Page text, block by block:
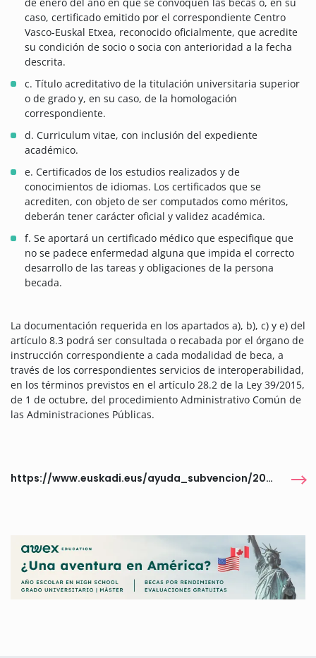
caso, certificado emitido por el correspondiente Centro
Vasco-Euskal Etxea, reconocido oficialmente, que acredite
su condición de socio o socia con anterioridad a la fecha
descrita.
c. Título acreditativo de la titulación universitaria superior
o de grado y, en su caso, de la homologación
correspondiente.
d. Curriculum vitae, con inclusión del expediente
académico.
e. Certificados de los estudios realizados y de
conocimientos de idiomas. Los certificados que se
acrediten, con objeto de ser computados como méritos,
deberán tener carácter oficial y validez académica.
f. Se aportará un certificado médico que especifique que
no se padece enfermedad alguna que impida el correcto
desarrollo de las tareas y obligaciones de la persona
becada.
La documentación requerida en los apartados a), b), c) y e) del
artículo 8.3 podrá ser consultada o recabada por el órgano de
instrucción correspondiente a cada modalidad de beca, a
través de los correspondientes servicios de interoperabilidad,
en los términos previstos en el artículo 28.2 de la Ley 39/2015,
de 1 de octubre, del procedimiento Administrativo Común de
las Administraciones Públicas.
https://www.euskadi.eus/ayuda_subvencion/2024/becas-accion-exterior/web01-tramite/es/#pills_regulation